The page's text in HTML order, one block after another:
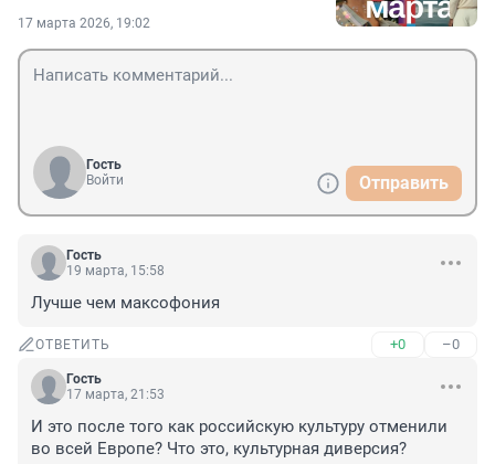
17 марта 2026, 19:02
Гость
Войти
Отправить
Гость
19 марта, 15:58
Лучше чем максофония
ОТВЕТИТЬ +0 –0
Гость
17 марта, 21:53
И это после того как российскую культуру отменили
во всей Европе? Что это, культурная диверсия?